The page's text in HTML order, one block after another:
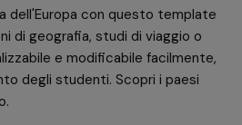
dell'Europa con questo template
di geografia, studi di viaggio o
e modificabile facilmente,
degli studenti. Scopri i paesi